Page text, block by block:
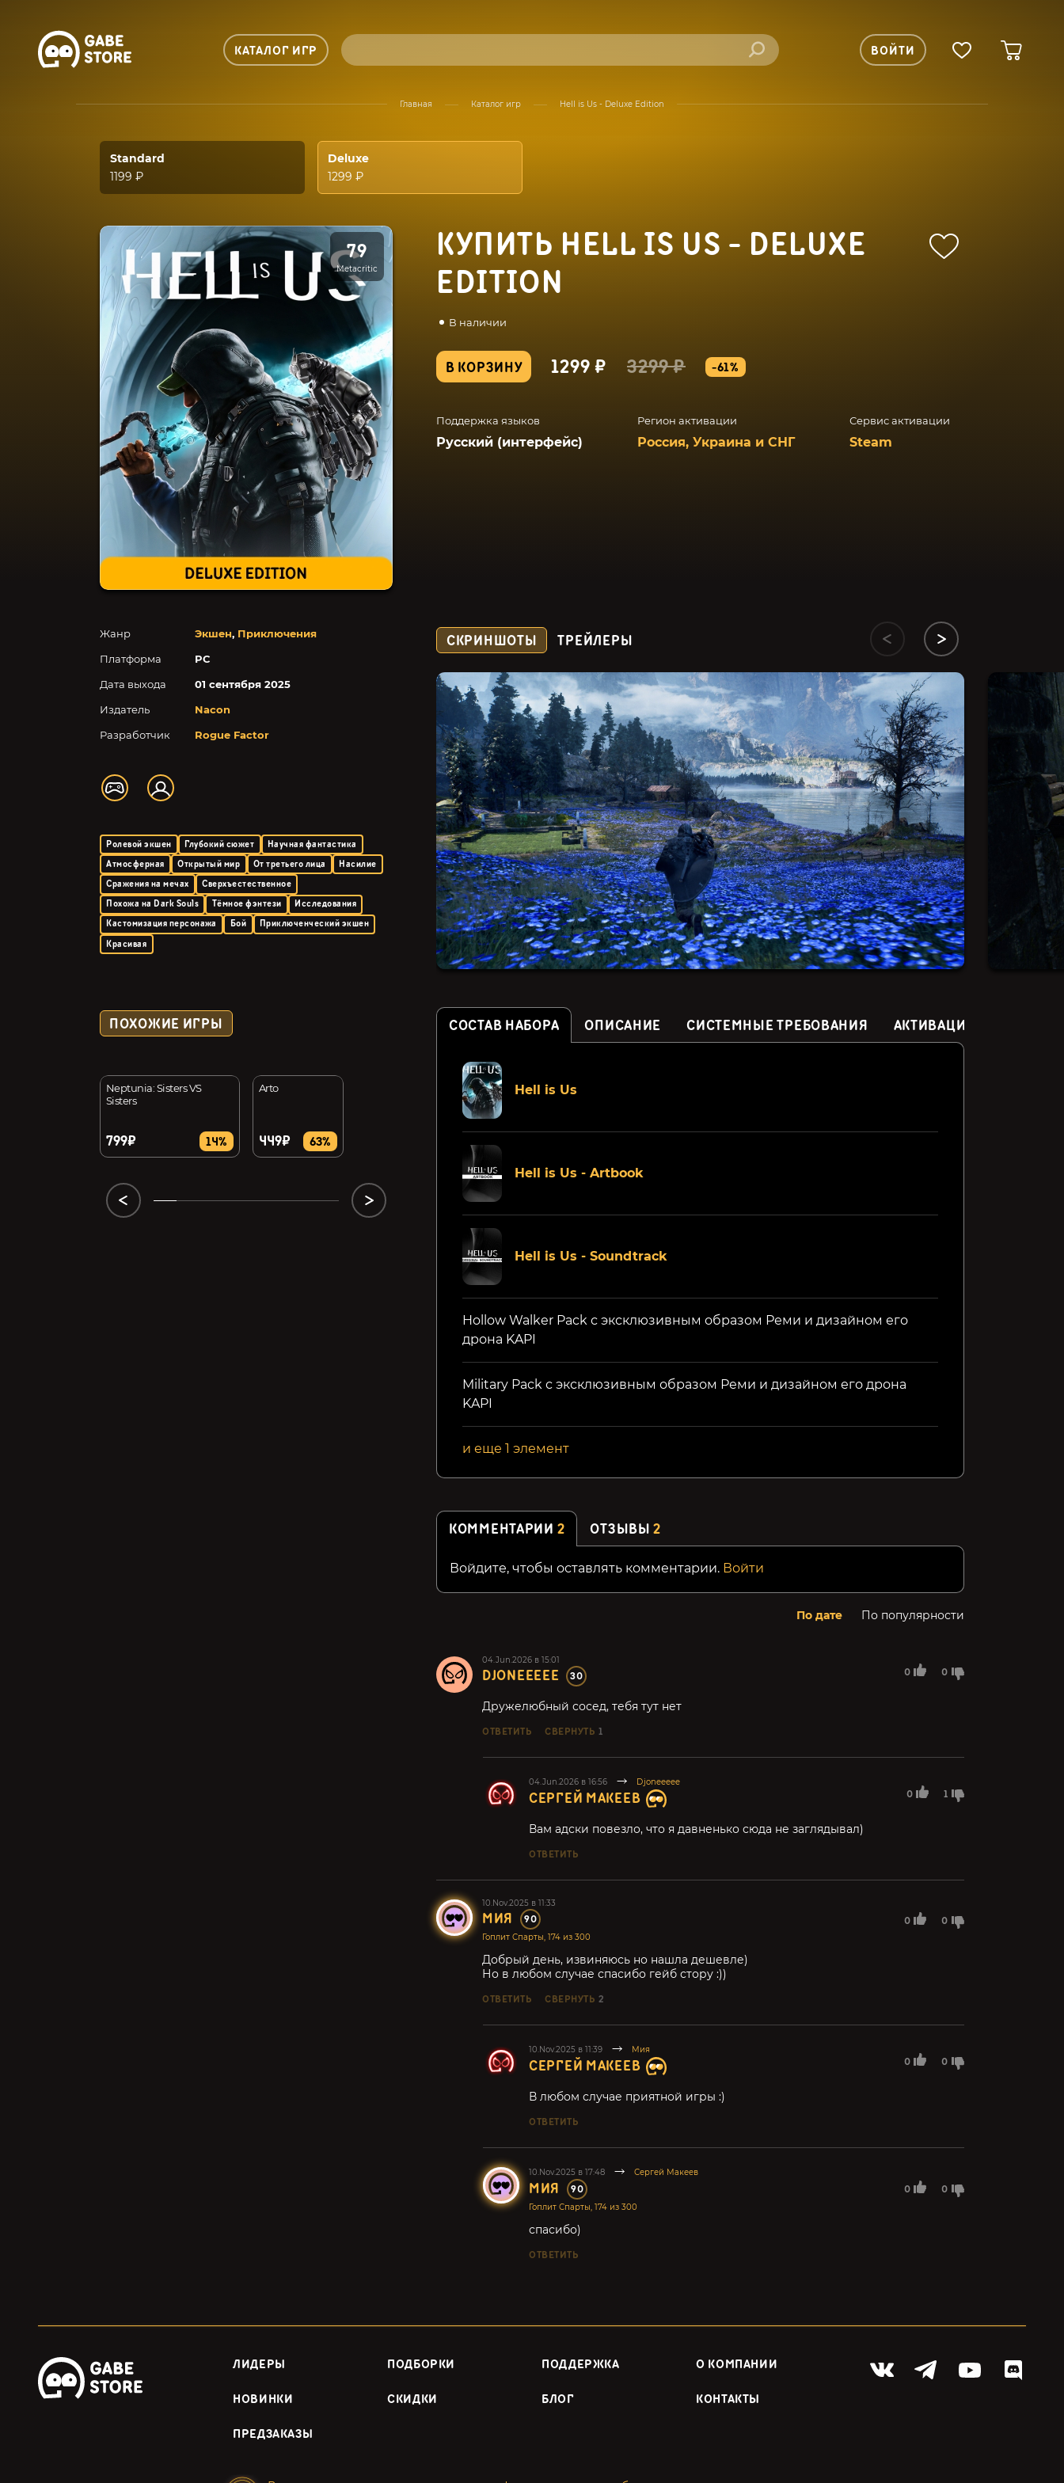
КАТАЛОГ ИГР ВОЙТИ
Главная Каталог игр Hell is Us - Deluxe Edition
Standard
1199 ₽
Deluxe
1299 ₽
79
Metacritic
КУПИТЬ HELL IS US - DELUXE
EDITION
В наличии
В КОРЗИНУ 1299 ₽ 3299 ₽ -61%
Поддержка языков
Русский (интерфейс)
Регион активации
Россия, Украина и СНГ
Сервис активации
Steam
Жанр Экшен, Приключения
Платформа
PC
Дата выхода
01 сентября 2025
Издатель
Nacon
Разработчик
Rogue Factor
Ролевой экшен Глубокий сюжет
Научная фантастика
Атмосферная
Открытый мир От третьего лица
Насилие
Сражения на мечах
Сверхъестественное
Похожа на Dark Souls
Тёмное фэнтези
Исследования
Кастомизация персонажа
Бой
Приключенческий экшен
Красивая
СКРИНШОТЫ ТРЕЙЛЕРЫ
ПОХОЖИЕ ИГРЫ
Neptunia: Sisters VS
Sisters
799₽ 14%
Arto
449₽ 63%
Death's Door
40%
SWORN
СОСТАВ НАБОРА ОПИСАНИЕ СИСТЕМНЫЕ ТРЕБОВАНИЯ АКТИВАЦИЯ
Hell is Us
Hell is Us - Artbook
Hell is Us - Soundtrack
Hollow Walker Pack с эксклюзивным образом Реми и дизайном его
дрона KAPI
Military Pack с эксклюзивным образом Реми и дизайном его дрона
KAPI
и еще 1 элемент
КОММЕНТАРИИ 2 ОТЗЫВЫ2
Войдите, чтобы оставлять комментарии. Войти
По дате По популярности
04.Jun.2026 в 15:01
DJONEEEEE 30 0 0
Дружелюбный сосед, тебя тут нет
ОТВЕТИТЬ СВЕРНУТЬ 1
04.Jun.2026 в 16:56 Djoneeeee
СЕРГЕЙ МАКЕЕВ 0 1
Вам адски повезло, что я давненько сюда не заглядывал)
ОТВЕТИТЬ
10.Nov.2025 в 11:33
МИЯ 90
Гоплит Спарты, 174 из 300
0 0
Добрый день, извиняюсь но нашла дешевле)
Но в любом случае спасибо гейб стору :))
ОТВЕТИТЬ СВЕРНУТЬ 2
10.Nov.2025 в 11:39 Мия
СЕРГЕЙ МАКЕЕВ 0 0
В любом случае приятной игры :)
ОТВЕТИТЬ
10.Nov.2025 в 17:48 Сергей Макеев
МИЯ 90
Гоплит Спарты, 174 из 300
0 0
спасибо)
ОТВЕТИТЬ
ЛИДЕРЫ ПОДБОРКИ ПОДДЕРЖКА О КОМПАНИИ
НОВИНКИ СКИДКИ БЛОГ КОНТАКТЫ
ПРЕДЗАКАЗЫ